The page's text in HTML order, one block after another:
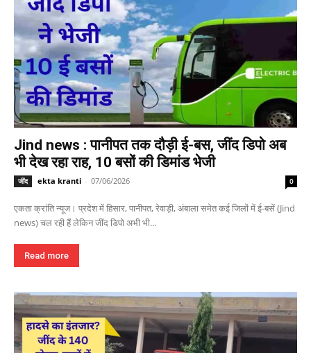
Jind news : पानीपत तक दौड़ी ई-बस, जींद डिपो अब
भी देख रहा राह, 10 बसों की डिमांड भेजी
जींद ekta kranti - 07/06/2026 0
एकता क्रांति न्यूज। प्रदेश में हिसार, पानीपत, रेवाड़ी, अंबाला समेत कई जिलों में ई-बसें (Jind
news) चल रही हैं लेकिन जींद डिपो अभी भी...
Read more